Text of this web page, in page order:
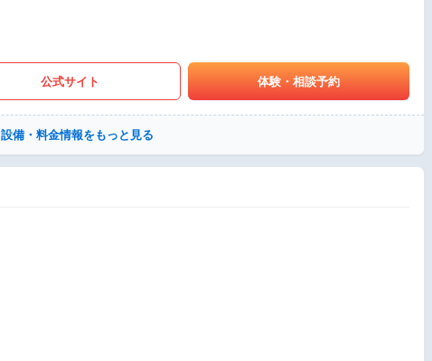
公式サイト 体験・相談予約
設備・料金情報をもっと見る